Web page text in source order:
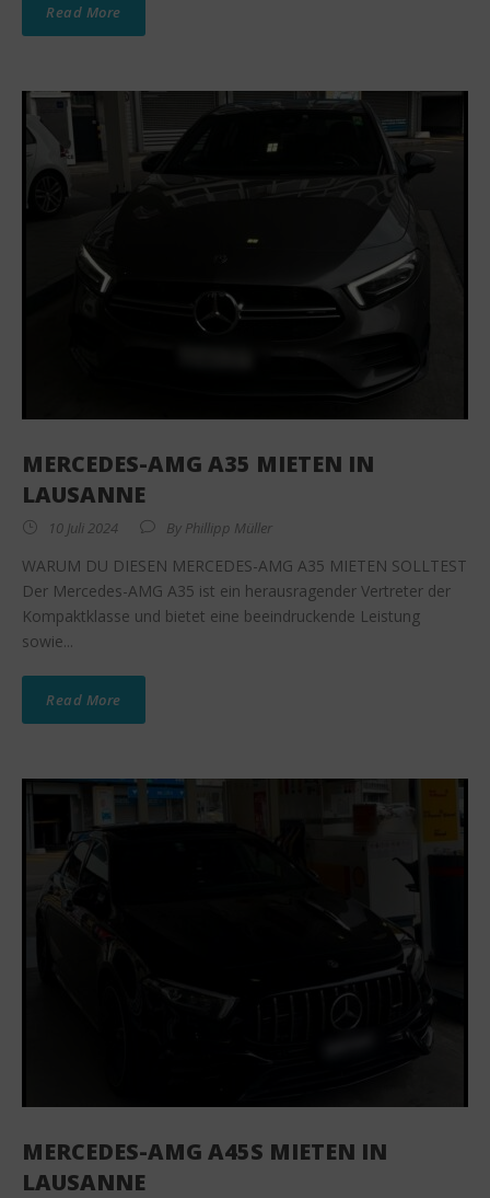
Read More
MERCEDES-AMG A35 MIETEN IN
LAUSANNE
10 Juli 2024 By Phillipp Müller
WARUM DU DIESEN MERCEDES-AMG A35 MIETEN SOLLTEST
Der Mercedes-AMG A35 ist ein herausragender Vertreter der
Kompaktklasse und bietet eine beeindruckende Leistung
sowie...
Read More
MERCEDES-AMG A45S MIETEN IN
LAUSANNE